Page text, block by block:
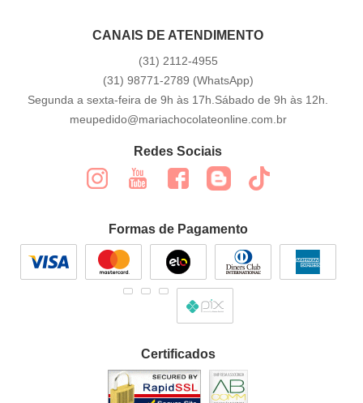
CANAIS DE ATENDIMENTO
(31) 2112-4955
(31) 98771-2789 (WhatsApp)
Segunda a sexta-feira de 9h às 17h.Sábado de 9h às 12h.
meupedido@mariachocolateonline.com.br
Redes Sociais
Formas de Pagamento
Certificados